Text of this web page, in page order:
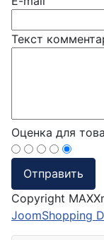
Текст
Оценка для
Copyright
JoomShopping